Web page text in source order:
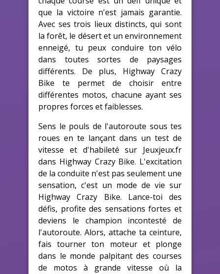
que la victoire n'est jamais garantie.
Avec ses trois lieux distincts, qui sont
la forêt, le désert et un environnement
enneigé, tu peux conduire ton vélo
dans toutes sortes de paysages
différents. De plus, Highway Crazy
Bike te permet de choisir entre
différentes motos, chacune ayant ses
propres forces et faiblesses.
Sens le pouls de l'autoroute sous tes
roues en te lançant dans un test de
vitesse et d'habileté sur Jeuxjeux.fr
dans Highway Crazy Bike. L'excitation
de la conduite n'est pas seulement une
sensation, c'est un mode de vie sur
Highway Crazy Bike. Lance-toi des
défis, profite des sensations fortes et
deviens le champion incontesté de
l'autoroute. Alors, attache ta ceinture,
fais tourner ton moteur et plonge
dans le monde palpitant des courses
de motos à grande vitesse où la